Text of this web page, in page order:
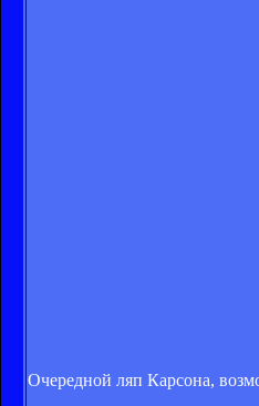
Очередной ляп Карсона,